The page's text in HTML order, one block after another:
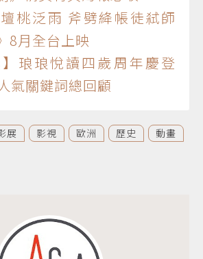
桃泛雨 斧劈絳帳徒弒師
8月全台上映
琅琅悅讀四歲周年慶登
氣關鍵詞總回顧
展 影視 歐洲 歷史
動畫